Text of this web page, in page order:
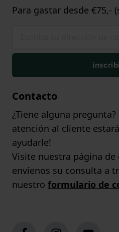
Para gastar desde €75,-
Contacto
¿Tiene alguna
atención al cliente
ayudarle!
Visite nuestra página de
envíenos su consulta a
nuestro formulario de